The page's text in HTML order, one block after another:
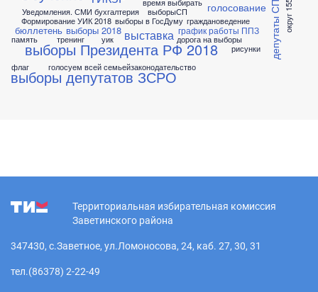
Уведомления. СМИ
Формирование УИК 2018
бухгалтерия
бюллетень выборы 2018
выборы Президента РФ 2018
выборы в ГосДуму
выборы депутатов ЗСРО
выборыСП
выставка
голосование
голосуем всей семьей
граждановедение
график работы ППЗ депутаты СП
дорога на выборы
законодательство
округ 155
память
рисунки
тренинг уик
флаг
Территориальная избирательная комиссия
Заветинского района
347430, с.Заветное, ул.Ломоносова, 24, каб. 27, 30, 31
тел.(86378) 2-22-49